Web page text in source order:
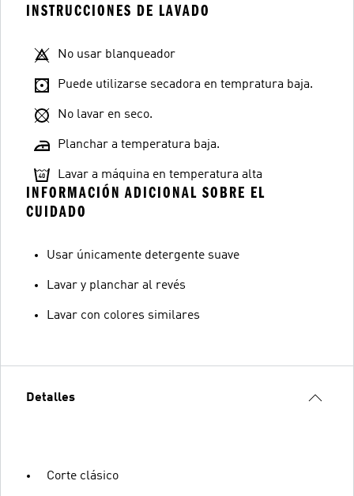
INSTRUCCIONES DE LAVADO
No usar blanqueador
Puede utilizarse secadora en tempratura baja.
No lavar en seco.
Planchar a temperatura baja.
Lavar a máquina en temperatura alta
INFORMACIÓN ADICIONAL SOBRE EL
CUIDADO
Usar únicamente detergente suave
Lavar y planchar al revés
Lavar con colores similares
Detalles
Corte clásico